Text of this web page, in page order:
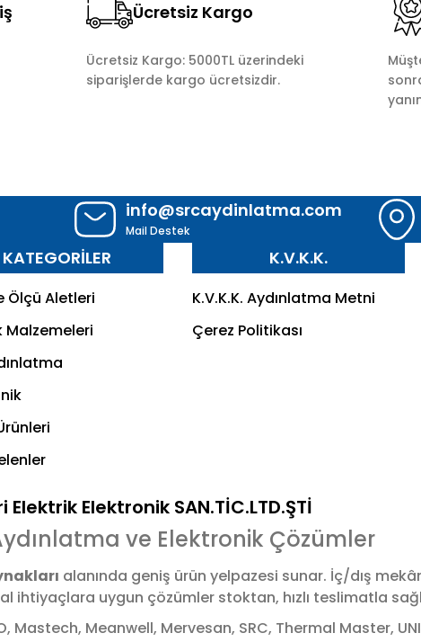
Ücretsiz Kargo
Ücretsiz Kargo: 5000TL üzerindeki
siparişlerde kargo ücretsizdir.
info@srcaydinlatma.com
Mail Destek
KATEGORİLER
Ölçü Aletleri
Malzemeleri
K.V.K.K.
K.V.K.K. Aydınlatma Metni
Çerez Politikası
Elektronik SAN.TİC.LTD.ŞTİ
ve Elektronik Çözümler
alanında geniş ürün yelpazesi sunar. İç/dış
ihtiyaçlara uygun çözümler stoktan, hızlı teslimatla
Mastech, Meanwell, Mervesan, SRC, Thermal Master,